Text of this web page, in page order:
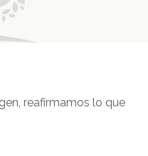
reafirmamos lo que